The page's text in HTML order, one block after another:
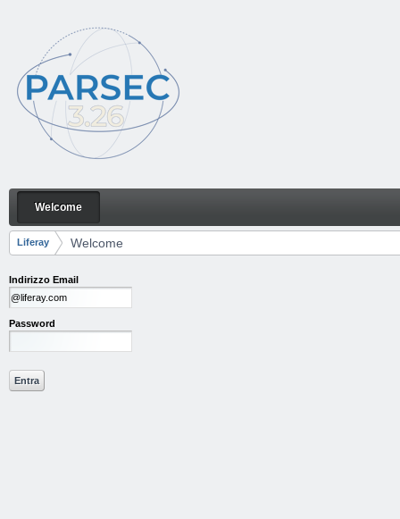
Welcome
Navigazione
Welcome
Breadcrumb
Liferay Welcome
Indirizzo Email
Password